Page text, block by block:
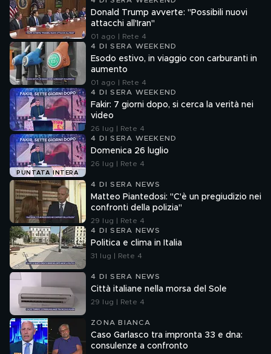
Donald Trump avverte: "Possibili nuovi
attacchi all'Iran"
01 ago | Rete 4
4 DI SERA WEEKEND
Esodo estivo, in viaggio con carburanti in
aumento
01 ago | Rete 4
4 DI SERA WEEKEND
Fakir: 7 giorni dopo, si cerca la verità nei
video
26 lug | Rete 4
PUNTATA INTERA
4 DI SERA WEEKEND
Domenica 26 luglio
26 lug | Rete 4
4 DI SERA NEWS
Matteo Piantedosi: "C'è un pregiudizio nei
confronti della polizia"
29 lug | Rete 4
4 DI SERA NEWS
Politica e clima in Italia
31 lug | Rete 4
4 DI SERA NEWS
Città italiane nella morsa del Sole
29 lug | Rete 4
ZONA BIANCA
Caso Garlasco tra impronta 33 e dna:
consulenze a confronto